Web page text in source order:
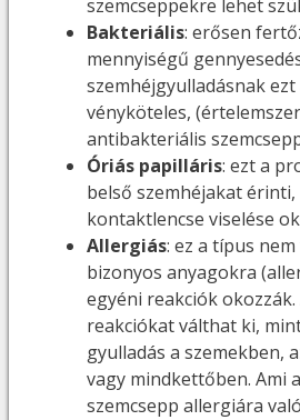
szemcseppekre lehet
Bakteriális: erősen
mennyiségű
szemhéjgyulladásnak
vényköteles,
antibakteriális
Óriás papilláris: ezt a
belső szemhéjakat
kontaktlencse viselése
Allergiás: ez a típus
bizonyos anyagokra
egyéni reakciók
reakciókat válthat ki,
gyulladás a szemekben,
vagy mindkettőben. Ami
szemcsepp allergiára